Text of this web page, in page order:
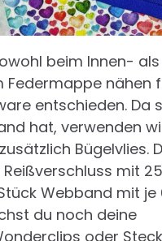
beim Innen-
Federmappe nähen
entschieden. Da
hat, verwenden
Bügelvlies.
mit
Webband mit je
du noch deine
oder